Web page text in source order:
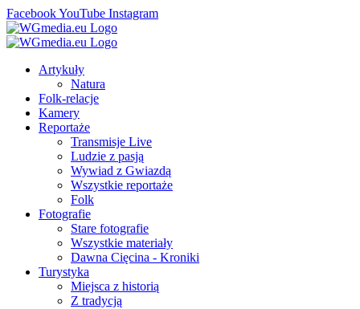
FacebookYouTube Instagram
Artykuły
Natura
Folk-relacje
Kamery
Reportaże
Transmisje Live
Ludzie z pasją
Wywiad z Gwiazdą
Wszystkie reportaże
Folk
Fotografie
Stare fotografie
Wszystkie materiały
Dawna Cięcina - Kroniki
Turystyka
Miejsca z historią
Z tradycją